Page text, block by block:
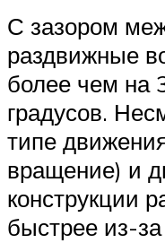
С зазором
раздвижные
более чем на
градусов.
типе
вращение) и
конструкции
быстрее из-за